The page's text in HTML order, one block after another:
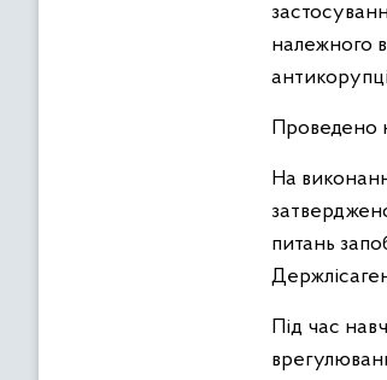
належного
Проведено
На
питань
Під час